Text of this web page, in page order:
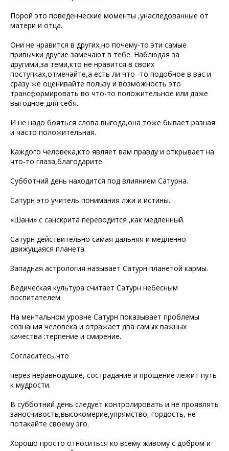
Порой это поведенческие моменты ,унаследованные от
матери и отца.
Они не нравится в других,но почему-то эти самые
привычки другие замечают в тебе. Наблюдая за
другими,за теми,кто не нравится в своих
поступках,отмечайте,а есть ли что -то подобное в вас и
сразу же оценивайте пользу и возможность это
трансформировать во что-то положительное или даже
выгодное для себя.
И не надо бояться слова выгода,она тоже бывает разная
и часто положительная.
Каждого человека,кто являет вам правду и открывает на
что-то глаза,благодарите.
Субботний день находится под влиянием Сатурна.
Сатурн это учитель понимания лжи и истины.
«Шани» с санскрита переводится ,как медленный.
Сатурн действительно самая дальняя и медленно
движущаяся планета.
Западная астрология называет Сатурн планетой кармы.
Ведическая культура считает Сатурн небесным
воспитателем.
На ментальном уровне Сатурн показывает проблемы
сознания человека и отражает два самых важных
качества :терпение и смирение.
Согласитесь,что
через неравнодушие, сострадание и прощение лежит путь
к мудрости.
В субботний день следует контролировать и не проявлять
заносчивость,высокомерие,упрямство, гордость, не
потакайте своему эго.
Хорошо просто относиться ко всему живому с добром и